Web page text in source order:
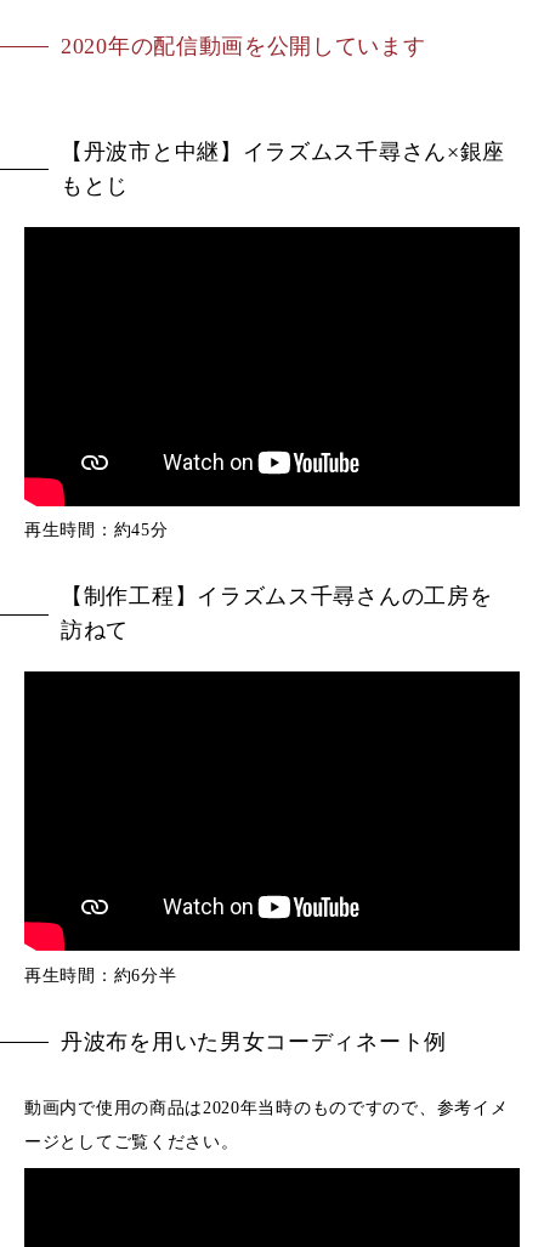
2020年の配信動画を公開しています
【丹波市と中継】イラズムス千尋さん×銀座
もとじ
再生時間：約45分
【制作工程】イラズムス千尋さんの工房を
訪ねて
再生時間：約6分半
丹波布を用いた男女コーディネート例
動画内で使用の商品は2020年当時のものですので、参考イメ
ージとしてご覧ください。